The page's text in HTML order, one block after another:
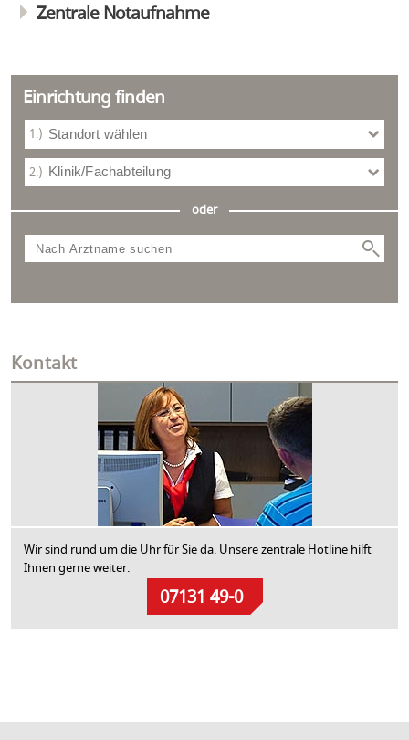
Zentrale Notaufnahme
Einrichtung finden
Standort wählen
Klinik/Fachabteilung
oder
Kontakt
Wir sind rund um die Uhr für Sie da. Unsere zentrale Hotline hilft
Ihnen gerne weiter.
07131 49-0